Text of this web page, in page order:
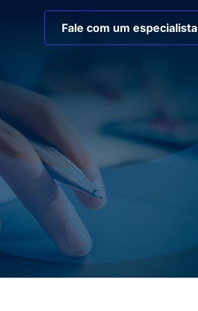
Fale com um especialista